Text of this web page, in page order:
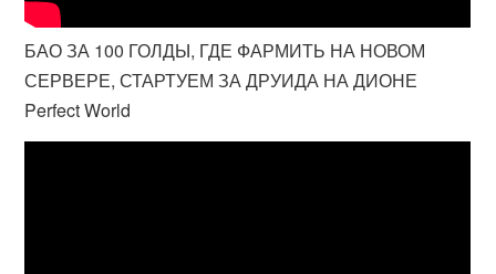
БАО ЗА 100 ГОЛДЫ, ГДЕ ФАРМИТЬ НА НОВОМ
СЕРВЕРЕ, СТАРТУЕМ ЗА ДРУИДА НА ДИОНЕ
Perfect World